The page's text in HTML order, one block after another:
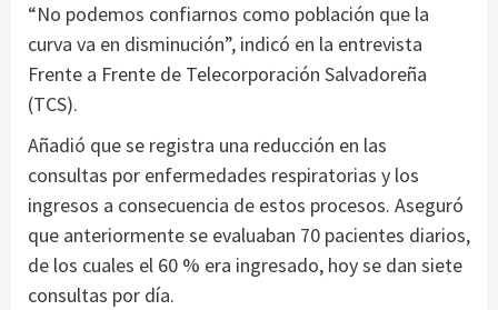
“No podemos confiarnos como población que la
curva va en disminución”, indicó en la entrevista
Frente a Frente de Telecorporación Salvadoreña
(TCS).
Añadió que se registra una reducción en las
consultas por enfermedades respiratorias y los
ingresos a consecuencia de estos procesos. Aseguró
que anteriormente se evaluaban 70 pacientes diarios,
de los cuales el 60 % era ingresado, hoy se dan siete
consultas por día.